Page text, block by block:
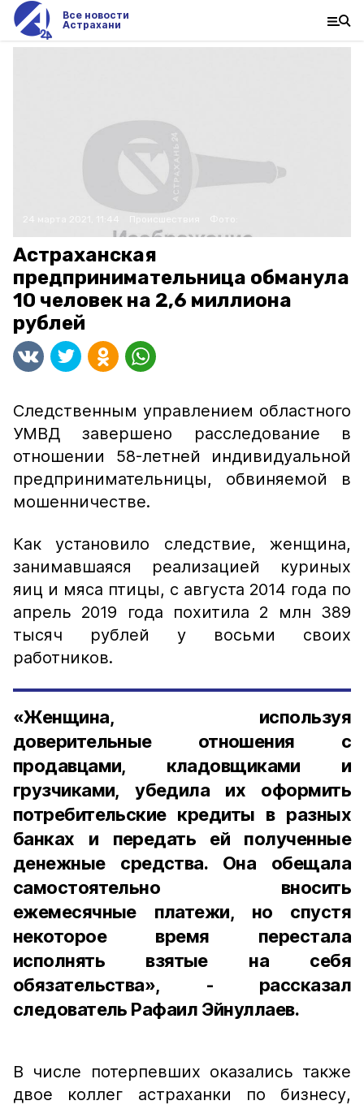
Все новости
Астрахани
Астраханская
предпринимательница обманула
10 человек на 2,6 миллиона
рублей
Следственным управлением областного
УМВД завершено расследование в
отношении 58-летней индивидуальной
предпринимательницы, обвиняемой в
мошенничестве.
Как установило следствие, женщина,
занимавшаяся реализацией куриных
яиц и мяса птицы, с августа 2014 года по
апрель 2019 года похитила 2 млн 389
тысяч рублей у восьми своих
работников.
«Женщина, используя
доверительные отношения с
продавцами, кладовщиками и
грузчиками, убедила их оформить
потребительские кредиты в разных
банках и передать ей полученные
денежные средства. Она обещала
самостоятельно вносить
ежемесячные платежи, но спустя
некоторое время перестала
исполнять взятые на себя
обязательства», - рассказал
следователь Рафаил Эйнуллаев.
В числе потерпевших оказались также
двое коллег астраханки по бизнесу,